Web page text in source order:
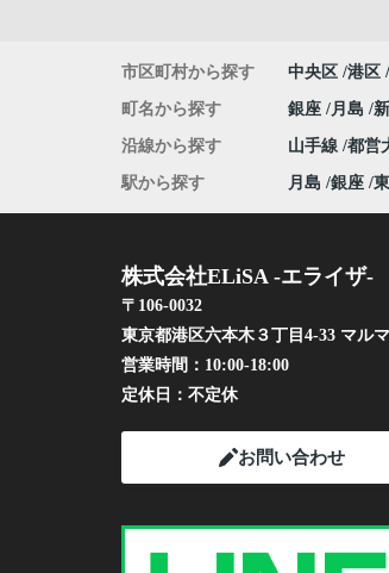
市区町村から探す 中央区 港区
町名から探す 銀座 月島
沿線から探す 山手線 都営
駅から探す 月島 銀座
株式会社ELiSA -エライザ-
〒106-0032
東京都港区六本木３丁目4-33 マル
営業時間： 10:00-18:00
定休日： 不定休
お問い合わせ